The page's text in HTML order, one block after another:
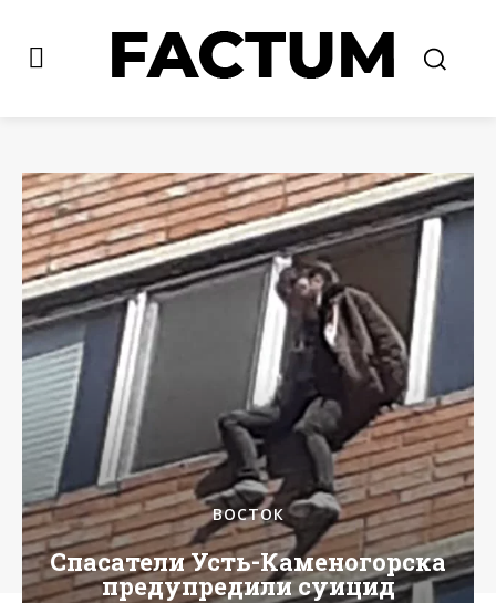
ВОСТОК
Спасатели Усть-Каменогорска
предупредили суицид